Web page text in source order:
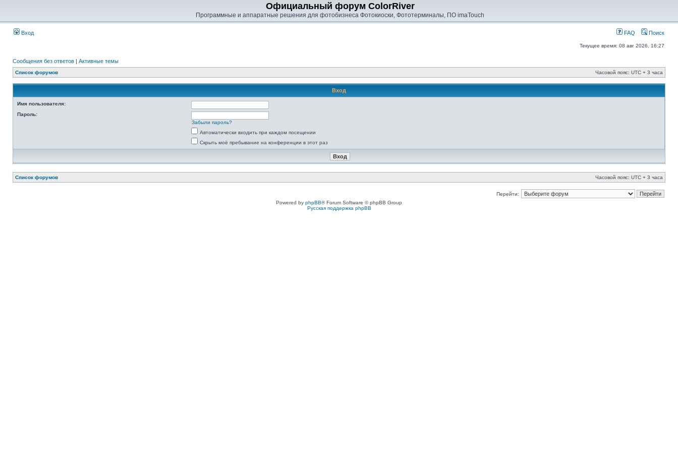
Официальный форум ColorRiver
Программные и аппаратные решения для фотобизнеса Фотокиоски, Фототерминалы, ПО imaTouch
Вход FAQ Поиск
Текущее время: 08 авг 2026, 16:27
Сообщения без ответов | Активные темы
Список форумов Часовой пояс: UTC + 3 часа
Вход
Имя пользователя:
Пароль:
Забыли пароль?
Автоматически входить при каждом посещении
Скрыть моё пребывание на конференции в этот раз
Список форумов Часовой пояс: UTC + 3 часа
Перейти:
Powered by phpBB® Forum Software © phpBB Group
Русская поддержка phpBB